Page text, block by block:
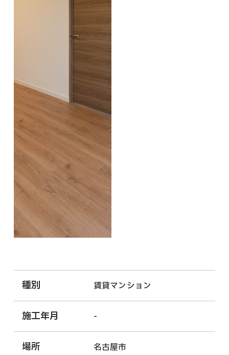
種別 賃貸マンション
施工年月 -
場所 名古屋市